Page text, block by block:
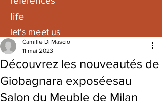
life
let's meet us
Découvrez les nouveautés de
Giobagnara exposéesau
Salon du Meuble de Milan
Camille Di Mascio
11 mai 2023